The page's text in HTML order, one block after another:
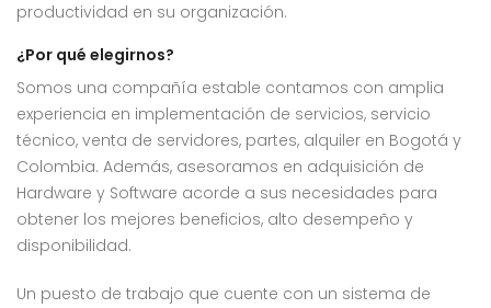
productividad en su organización.
¿Por qué elegirnos?
Somos una compañía estable contamos con amplia
experiencia en implementación de servicios, servicio
técnico, venta de servidores, partes, alquiler en Bogotá y
Colombia. Además, asesoramos en adquisición de
Hardware y Software acorde a sus necesidades para
obtener los mejores beneficios, alto desempeño y
disponibilidad.
Un puesto de trabajo que cuente con un sistema de